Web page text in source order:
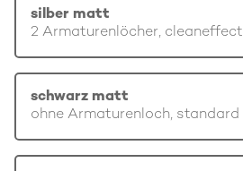
silber matt
2 Armaturenlöcher, cleaneffect
schwarz matt
ohne Armaturenloch, standard